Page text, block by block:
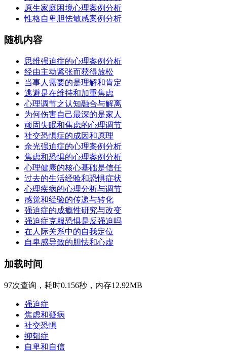
原生家庭困境心理案例分析
性格自卑胆怯敏感案例分析
随机内容
思维强迫症的心理案例分析
经由主动紧张而获得放松
当事人需要的是理解和肯定
逃避是在维持和加重焦虑
心理调节之认知融合与解离
为何伤害自己最深的是家人
顽固失眠和焦虑的心理调节
社交恐惧症的成因和原理
余光强迫症的心理案例分析
焦虑和恐惧的心理案例分析
心理健康的核心基础是信任
过去的生活经验和恐惧症状
心理疾病的心理分析与调节
感觉和经验的传递与转化
强迫症的成瘾性研究与改变
强迫症克服恐惧是反强迫吗
在人际关系中的自我定位
自卑感导致的胆怯和心虚
加载时间
97次查询，耗时0.156秒，内存12.92MB
强迫症
焦虑和疑病
社交恐惧
抑郁症
自卑和自信